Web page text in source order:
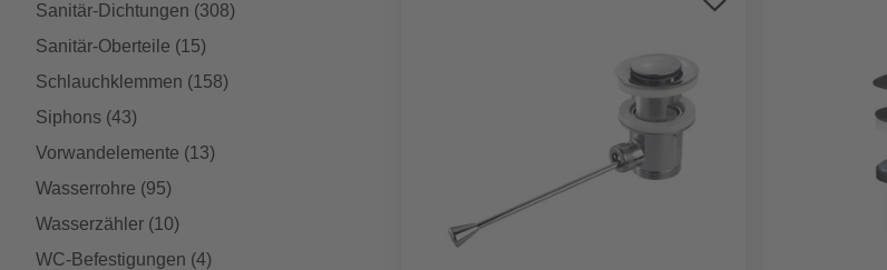
Sanitär-Dichtungen (308)
Sanitär-Oberteile (15)
Schlauchklemmen (158)
Siphons (43)
Vorwandelemente (13)
Wasserrohre (95)
Wasserzähler (10)
WC-Befestigungen (4)